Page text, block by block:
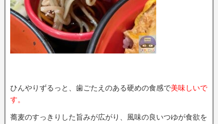
ひんやりずるっと、歯ごたえのある硬めの食感で美味しいで
す。
蕎麦のすっきりした旨みが広がり、風味の良いつゆが食欲を